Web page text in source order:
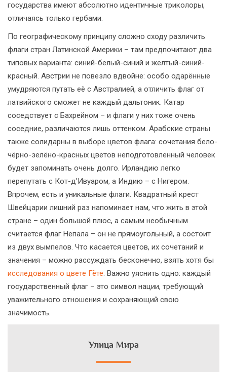
государства имеют абсолютно идентичные триколоры,
отличаясь только гербами.
По географическому принципу сложно сходу различить
флаги стран Латинской Америки – там предпочитают два
типовых варианта: синий-белый-синий и желтый-синий-
красный. Австрии не повезло вдвойне: особо одарённые
умудряются путать её с Австралией, а отличить флаг от
латвийского сможет не каждый дальтоник. Катар
соседствует с Бахрейном – и флаги у них тоже очень
соседние, различаются лишь оттенком. Арабские страны
также солидарны в выборе цветов флага: сочетания бело-
чёрно-зелёно-красных цветов неподготовленный человек
будет запоминать очень долго. Ирландию легко
перепутать с Кот-д'Ивуаром, а Индию – с Нигером.
Впрочем, есть и уникальные флаги. Квадратный крест
Швейцарии лишний раз напоминает нам, что жить в этой
стране – один большой плюс, а самым необычным
считается флаг Непала – он не прямоугольный, а состоит
из двух вымпелов. Что касается цветов, их сочетаний и
значения – можно рассуждать бесконечно, взять хотя бы
исследования о цвете Гёте. Важно уяснить одно: каждый
государственный флаг – это символ нации, требующий
уважительного отношения и сохраняющий свою
значимость.
Улица Мира